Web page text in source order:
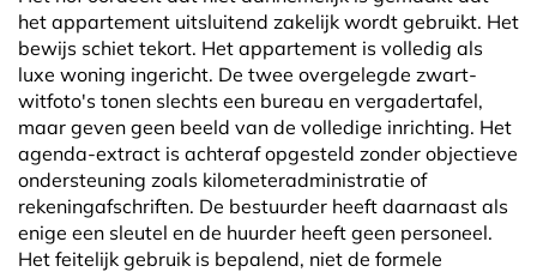
het appartement uitsluitend zakelijk wordt gebruikt. Het
bewijs schiet tekort. Het appartement is volledig als
luxe woning ingericht. De twee overgelegde zwart-
witfoto's tonen slechts een bureau en vergadertafel,
maar geven geen beeld van de volledige inrichting. Het
agenda-extract is achteraf opgesteld zonder objectieve
ondersteuning zoals kilometeradministratie of
rekeningafschriften. De bestuurder heeft daarnaast als
enige een sleutel en de huurder heeft geen personeel.
Het feitelijk gebruik is bepalend, niet de formele